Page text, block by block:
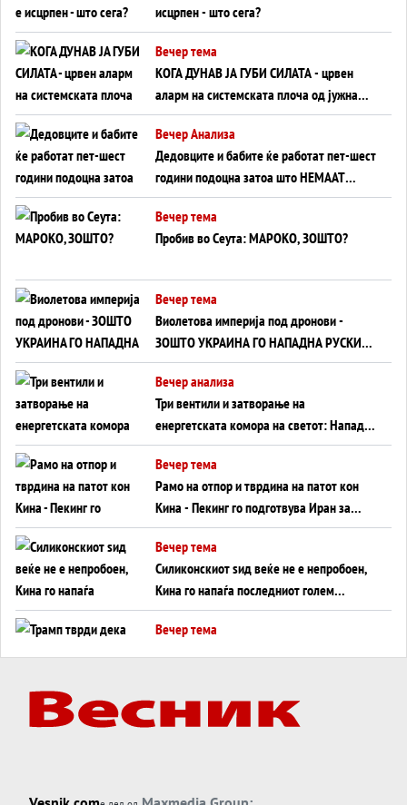
исцрпен - што сега?
Вечер тема
КОГА ДУНАВ ЈА ГУБИ СИЛАТА - црвен
аларм на системската плоча од јужна
Германија до Црното Море...
Вечер Анализа
Дедовците и бабите ќе работат пет-шест
години подоцна затоа што НЕМААТ
ВНУЦИ ДА ГИ ЗАМЕНАТ
Вечер тема
Пробив во Сеута: МАРОКО, ЗОШТО?
Вечер тема
Виолетова империја под дронови -
ЗОШТО УКРАИНА ГО НАПАДНА РУСКИОТ
WILDBERRIES
Вечер анализа
Три вентили и затворање на
енергетската комора на светот: Нападот
во Суец најавува глобален енергетски
инфаркт?
Вечер тема
Рамо на отпор и тврдина на патот кон
Кина - Пекинг го подготвува Иран за
американска копнена инвазија
Вечер тема
Силиконскиот ѕид веќе не е непробоен,
Кина го напаѓа последниот голем
монопол на Западот?
Вечер тема
Вечер тема
ДЛАБОКО УДОЛУ: Сметководствените
Вечер тема